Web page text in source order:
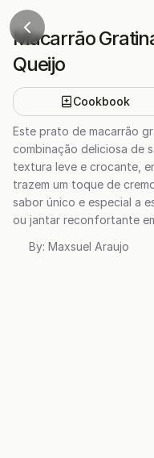
Macarrão
Queijo
Cookbook
Este prato de macarrão
combinação deliciosa de
textura leve e crocante,
trazem um toque de
sabor único e especial a
ou jantar reconfortante
By: Maxsuel Araujo